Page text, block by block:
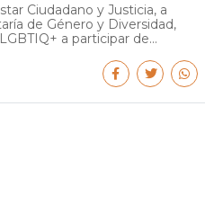
Ciudadano y Justicia, a
de Género y Diversidad,
a participar de...